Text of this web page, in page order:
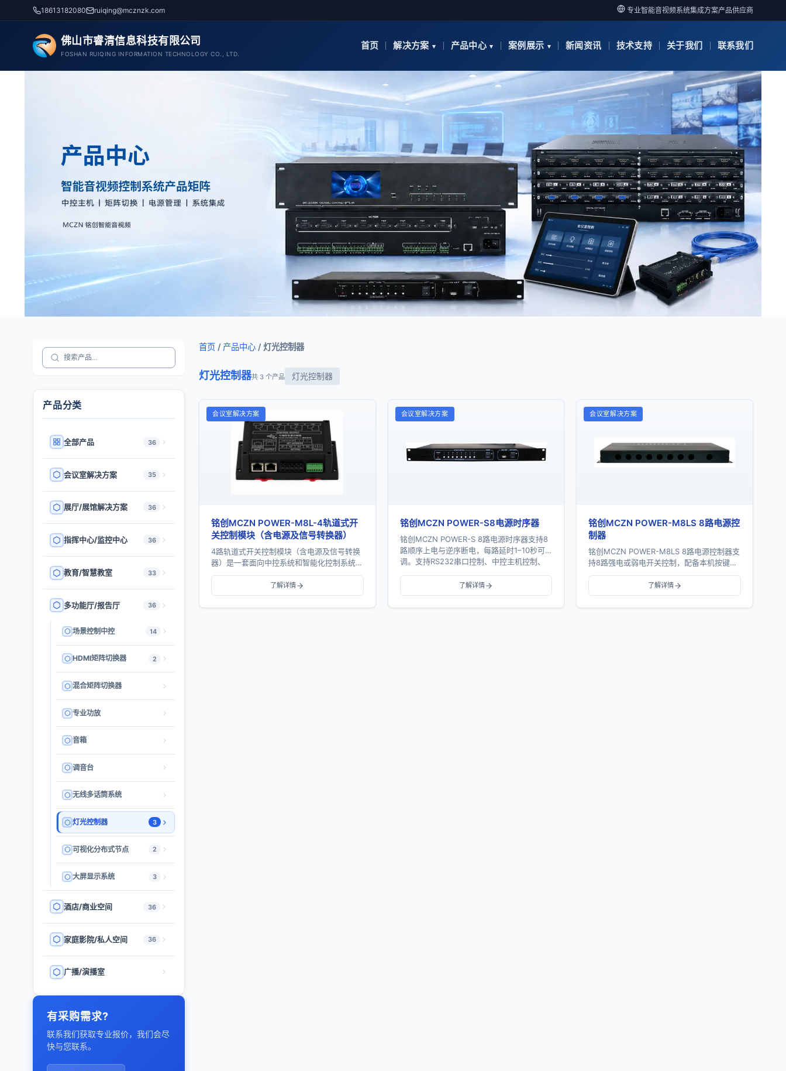
18613182080 ruiqing@mcznzk.com 专业智能音视频系统集成方案产品供应商
佛山市睿清信息科技有限公司
FOSHAN RUIQING INFORMATION TECHNOLOGY CO., LTD.
首页 解决方案 产品中心 案例展示 新闻资讯 技术支持 关于我们 联系我们
产品分类
全部产品 36
会议室解决方案 35
展厅/展馆解决方案 36
指挥中心/监控中心 36
教育/智慧教室 33
多功能厅/报告厅 36
场景控制中控 14
HDMI矩阵切换器 2
混合矩阵切换器
专业功放
音箱
调音台
无线多话筒系统
灯光控制器 3
可视化分布式节点 2
大屏显示系统 3
酒店/商业空间 36
家庭影院/私人空间 36
广播/演播室
有采购需求?
联系我们获取专业报价，我们会尽
快与您联系。
首页 / 产品中心 / 灯光控制器
灯光控制器共 3 个产品 灯光控制器
会议室解决方案
铭创MCZN POWER-M8L-4轨道式开
关控制模块（含电源及信号转换器）
4路轨道式开关控制模块（含电源及信号转换
器）是一套面向中控系统和智能化控制系统的
强电开关执行方案。开关模块提供4路继电器
输出，支持RS485通信、手动控制、地址...
了解详情
会议室解决方案
铭创MCZN POWER-S8电源时序器
铭创MCZN POWER-S 8路电源时序器支持8
路顺序上电与逆序断电，每路延时1–10秒可
调。支持RS232串口控制、中控主机控制、
了解详情
会议室解决方案
铭创MCZN POWER-M8LS 8路电源控
制器
铭创MCZN POWER-M8LS 8路电源控制器支
持8路强电或弱电开关控制，配备本机按键控
制、外部IO控制、RS232串口控制、RS485
总线控制及TCP/I...了解详情